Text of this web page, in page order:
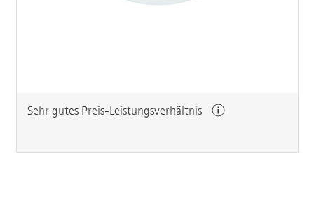
Sehr gutes Preis-Leistungsverhältnis